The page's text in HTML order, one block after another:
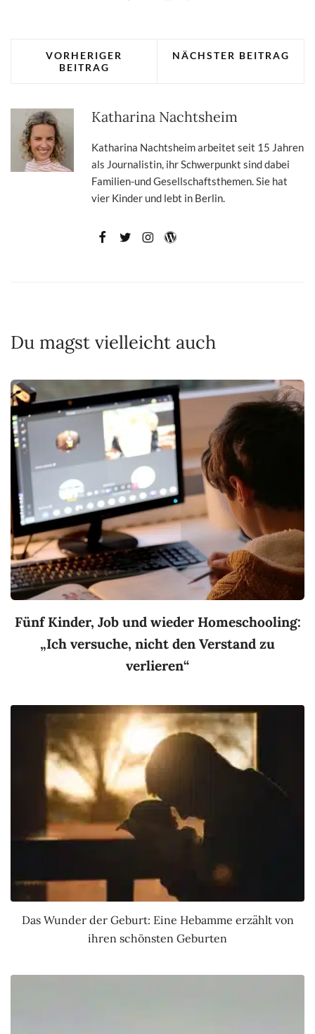
VORHERIGER
BEITRAG
NÄCHSTER BEITRAG
Katharina Nachtsheim
Katharina Nachtsheim arbeitet seit 15 Jahren
als Journalistin, ihr Schwerpunkt sind dabei
Familien-und Gesellschaftsthemen. Sie hat
vier Kinder und lebt in Berlin.
Du magst vielleicht auch
Fünf Kinder, Job und wieder Homeschooling:
„Ich versuche, nicht den Verstand zu
verlieren“
Das Wunder der Geburt: Eine Hebamme erzählt von
ihren schönsten Geburten